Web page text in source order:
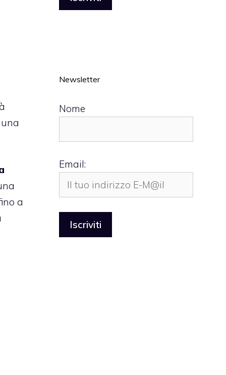
a
Newsletter
Nome
Email: